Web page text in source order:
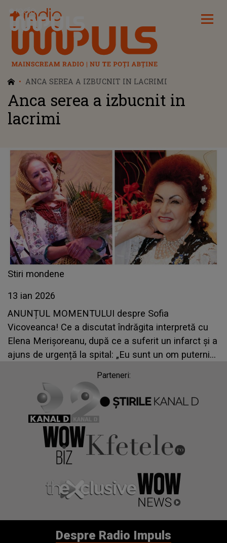
Radio Impuls
ANCA SEREA A IZBUCNIT IN LACRIMI
Anca serea a izbucnit in
lacrimi
Stiri mondene
13 ian 2026
ANUNȚUL MOMENTULUI despre Sofia
Vicoveanca! Ce a discutat îndrăgita interpretă cu
Elena Merișoreanu, după ce a suferit un infarct și a
ajuns de urgență la spital: „Eu sunt un om puternic
Parteneri:
Despre Radio Impuls